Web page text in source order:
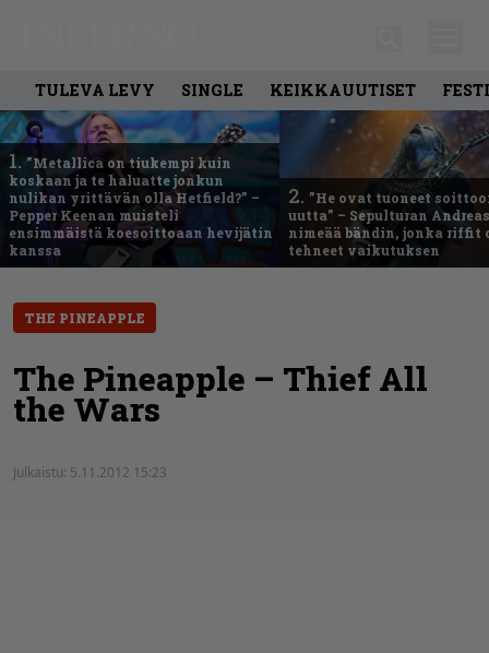
TULEVA LEVY SINGLE KEIKKAUUTISET
1. ”Metallica on tiukempi kuin
koskaan ja te haluatte jonkun
nulikan yrittävän olla Hetfield?” –
Pepper Keenan muisteli
ensimmäistä koesoittoaan hevijätin
kanssa
2. ”He ovat tuoneet
uutta” – Sepulturan
nimeää bändin, jonka riffit
tehneet vaikutuksen
THE PINEAPPLE
The Pineapple – Thief All
the Wars
Julkaistu: 5.11.2012 15:23